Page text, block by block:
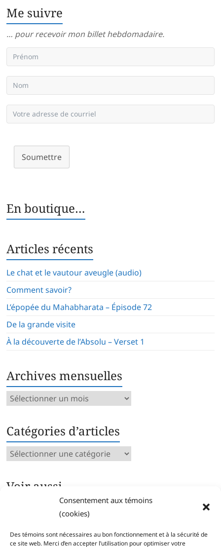
Consentement aux témoins
(cookies)
Des témoins sont nécessaires au bon fonctionnement et à la sécurité de
ce site web. Merci d’en accepter l’utilisation pour optimiser votre
Me suivre
… pour recevoir mon billet hebdomadaire.
Soumettre
En boutique…
Articles récents
Le chat et le vautour aveugle (audio)
Comment savoir?
L’épopée du Mahabharata – Épisode 72
De la grande visite
À la découverte de l’Absolu – Verset 1
Archives mensuelles
Archives
Catégories d’articles
Catégories
Voir aussi…
Archives intégrales
Articles parus par catégorie
Index des mots clés
Séries